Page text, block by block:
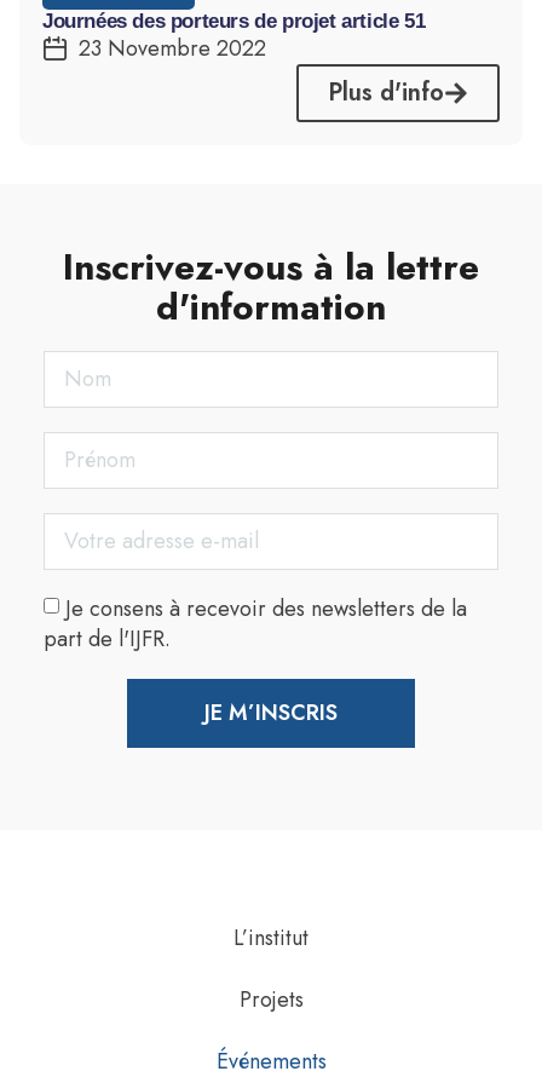
Journées des porteurs de projet article 51
23 Novembre 2022
Plus d'info
Inscrivez-vous à la lettre
d'information
Je consens à recevoir des newsletters de la
part de l'IJFR.
JE M’INSCRIS
L’institut
Projets
Événements